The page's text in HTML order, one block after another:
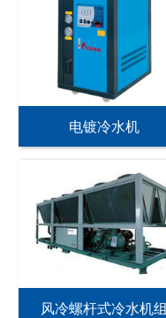
电镀冷水机
风冷螺杆式冷水机组